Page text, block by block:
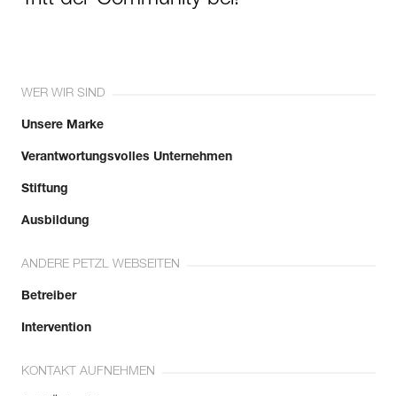
WER WIR SIND
Unsere Marke
Verantwortungsvolles Unternehmen
Stiftung
Ausbildung
ANDERE PETZL WEBSEITEN
Betreiber
Intervention
KONTAKT AUFNEHMEN